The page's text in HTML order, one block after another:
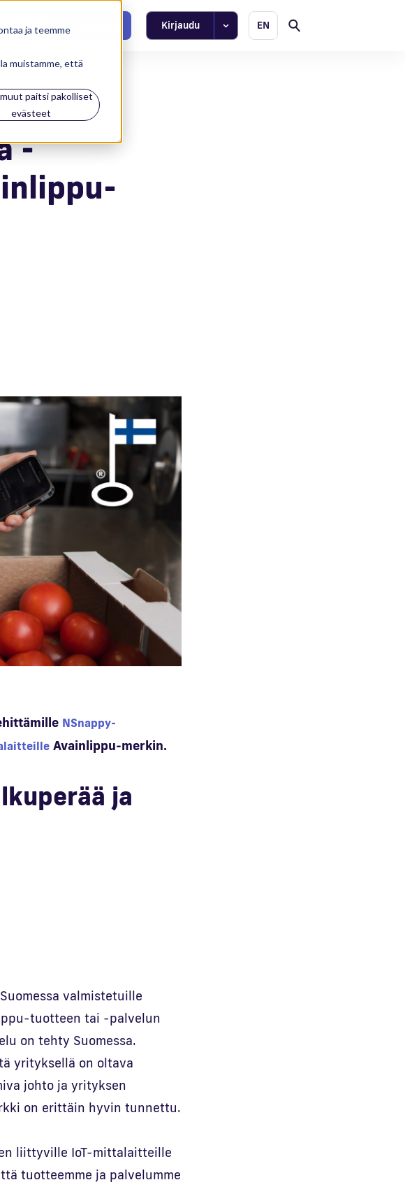
ja teemme
muistamme, että
paitsi pakolliset
evästeet
Tuki Kirjaudu EN
-
NSnappy-
Avainlippu-merkin.
ja
valmistetuille
tuotteen tai -palvelun
on tehty Suomessa.
yrityksellä on oltava
johto ja yrityksen
on erittäin hyvin tunnettu.
liittyville IoT-mittalaitteille
tuotteemme ja palvelumme